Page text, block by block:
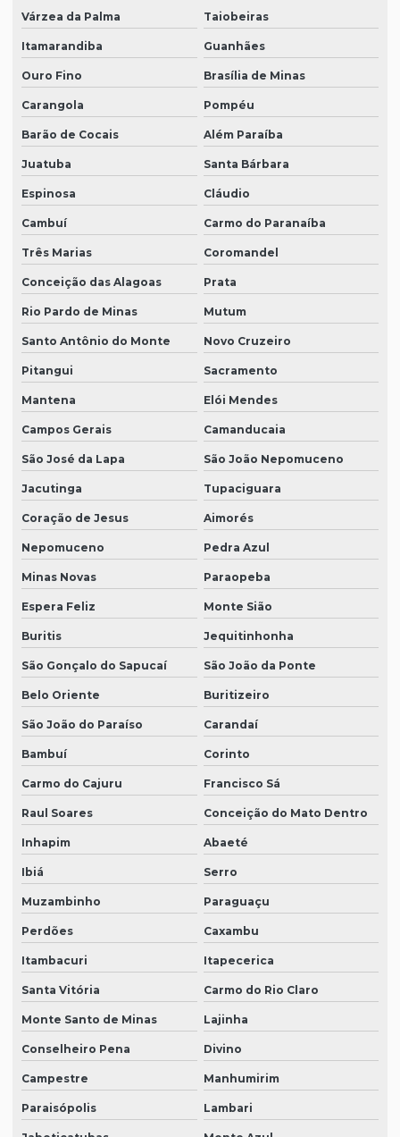
Várzea da Palma Taiobeiras
Itamarandiba Guanhães
Ouro Fino Brasília de Minas
Carangola Pompéu
Barão de Cocais Além Paraíba
Juatuba Santa Bárbara
Espinosa Cláudio
Cambuí Carmo do Paranaíba
Três Marias Coromandel
Conceição das Alagoas Prata
Rio Pardo de Minas Mutum
Santo Antônio do Monte Novo Cruzeiro
Pitangui Sacramento
Mantena Elói Mendes
Campos Gerais Camanducaia
São José da Lapa São João Nepomuceno
Jacutinga Tupaciguara
Coração de Jesus Aimorés
Nepomuceno Pedra Azul
Minas Novas Paraopeba
Espera Feliz Monte Sião
Buritis Jequitinhonha
São Gonçalo do Sapucaí São João da Ponte
Belo Oriente Buritizeiro
São João do Paraíso Carandaí
Bambuí Corinto
Carmo do Cajuru Francisco Sá
Raul Soares Conceição do Mato Dentro
Inhapim Abaeté
Ibiá Serro
Muzambinho Paraguaçu
Perdões Caxambu
Itambacuri Itapecerica
Santa Vitória Carmo do Rio Claro
Monte Santo de Minas Lajinha
Conselheiro Pena Divino
Campestre Manhumirim
Paraisópolis Lambari